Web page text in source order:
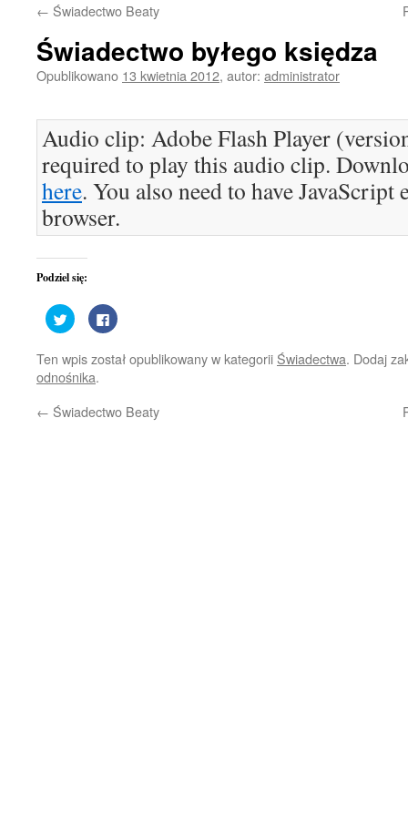
treści
← Świadectwo Beaty
Świadectwo byłego księdza
Opublikowano 13 kwietnia 2012, autor: administrator
Audio clip: Adobe Flash Player
required to play this audio clip.
here. You also need to have JavaScript
browser.
Podziel się:
Udostępnij
na
Twitterze(Otwiera
w
nowym
oknie)
Kliknij,
aby
Facebooku(Otwiera
Ten wpis został opublikowany w kategorii Świadectwa. Dodaj
odnośnika.
← Świadectwo Beaty